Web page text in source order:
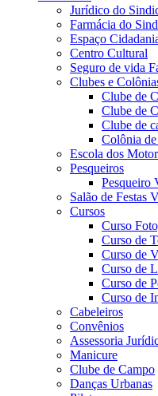
Jurídico do
Farmácia do
Espaço
Centro Cultural
Seguro de vida
Clubes e
Clube de
Clube de
Clube de
Colônia
Escola dos
Pesqueiros
Pesqueiro
Salão de Festas
Cursos
Curso
Curso de
Curso de
Curso de
Curso de
Curso de
Cabeleiros
Convênios
Assessoria
Manicure
Clube de Campo
Danças Urbanas